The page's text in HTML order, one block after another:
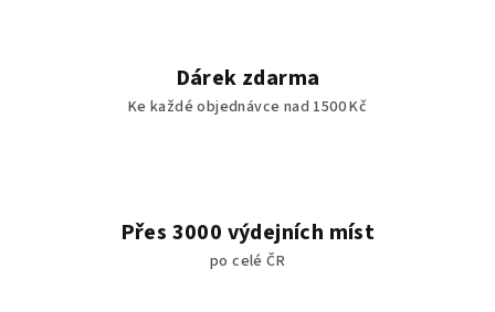
Dárek zdarma
Ke každé objednávce nad 1500 Kč
Přes 3000 výdejních míst
po celé ČR